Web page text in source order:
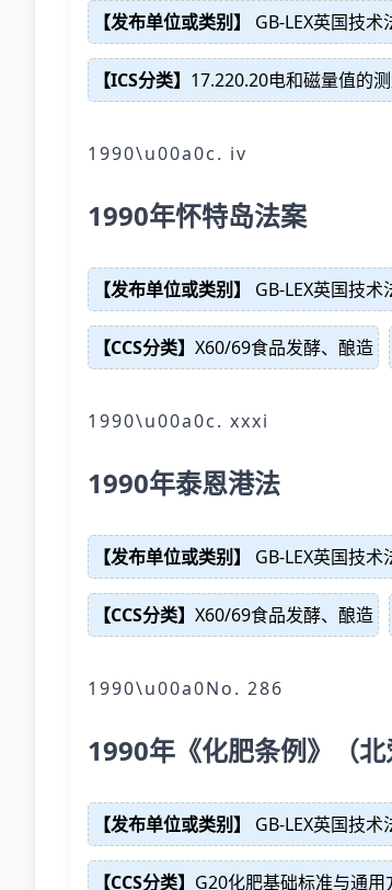
【发布单位或类别】 GB-LEX英国技术
【ICS分类】 17.220.20电和磁量值的
1990\u00a0c. iv
1990年怀特岛法案
【发布单位或类别】 GB-LEX英国技术
【CCS分类】 X60/69食品发酵、酿造
1990\u00a0c. xxxi
1990年泰恩港法
【发布单位或类别】 GB-LEX英国技术
【CCS分类】 X60/69食品发酵、酿造
1990\u00a0No. 286
1990年《化肥条例》（北
【发布单位或类别】 GB-LEX英国技术
【CCS分类】 G20化肥基础标准与通用